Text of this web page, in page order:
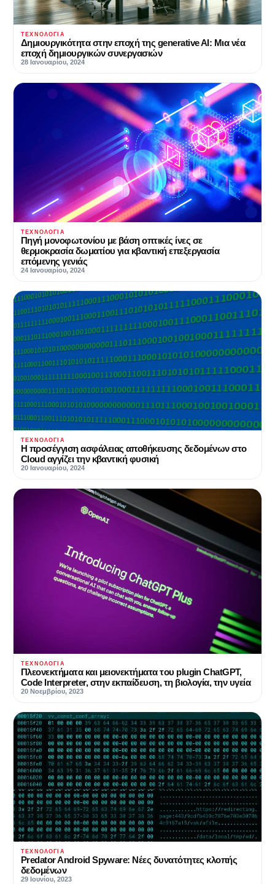
ΤΕΧΝΟΛΟΓΊΑ
Δημιουργικότητα στην εποχή της generative AI: Μια νέα
εποχή δημιουργικών συνεργασιών
28 Ιανουαρίου, 2024
ΤΕΧΝΟΛΟΓΊΑ
Πηγή μονοφωτονίου με βάση οπτικές ίνες σε
θερμοκρασία δωματίου για κβαντική επεξεργασία
επόμενης γενιάς
24 Ιανουαρίου, 2024
ΤΕΧΝΟΛΟΓΊΑ
Η προσέγγιση ασφάλειας αποθήκευσης δεδομένων στο
Cloud αγγίζει την κβαντική φυσική
20 Ιανουαρίου, 2024
ΤΕΧΝΟΛΟΓΊΑ
Πλεονεκτήματα και μειονεκτήματα του plugin ChatGPT,
Code Interpreter, στην εκπαίδευση, τη βιολογία, την υγεία
20 Νοεμβρίου, 2023
ΤΕΧΝΟΛΟΓΊΑ
Predator Android Spyware: Νέες δυνατότητες κλοπής
δεδομένων
29 Ιουνίου, 2023